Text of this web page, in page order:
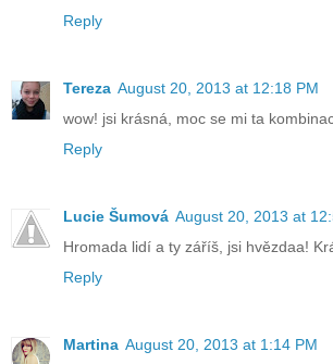
Reply
Tereza August 20, 2013 at 12:18 PM
wow! jsi krásná, moc se mi ta
Reply
Lucie Šumová August 20, 2013 at
Hromada lidí a ty záříš, jsi hvězdaa!
Reply
Martina August 20, 2013 at 1:14 PM